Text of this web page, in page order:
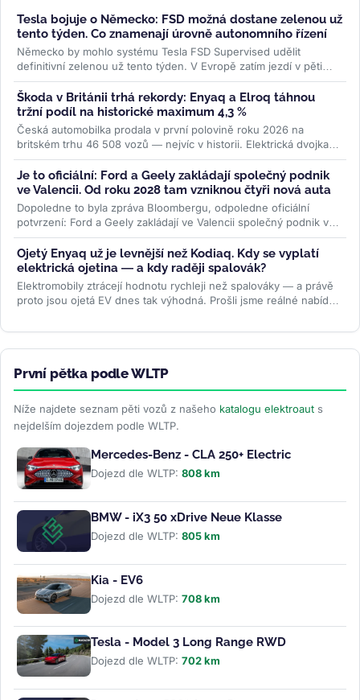
Tesla bojuje o Německo: FSD možná dostane zelenou už
tento týden. Co znamenají úrovně autonomního řízení
Německo by mohlo systému Tesla FSD Supervised udělit
definitivní zelenou už tento týden. V Evropě zatím jezdí v pěti
zemích, Česko čeká...>>
Škoda v Británii trhá rekordy: Enyaq a Elroq táhnou
tržní podíl na historické maximum 4,3 %
Česká automobilka prodala v první polovině roku 2026 na
britském trhu 46 508 vozů — nejvíc v historii. Elektrická dvojka
Enyaq a Elroq...>>
Je to oficiální: Ford a Geely zakládají společný podnik
ve Valencii. Od roku 2028 tam vzniknou čtyři nová auta
Dopoledne to byla zpráva Bloombergu, odpoledne oficiální
potvrzení: Ford a Geely zakládají ve Valencii společný podnik v
poměru 66 ku 34. Od...>>
Ojetý Enyaq už je levnější než Kodiaq. Kdy se vyplatí
elektrická ojetina — a kdy raději spalovák?
Elektromobily ztrácejí hodnotu rychleji než spalováky — a právě
proto jsou ojetá EV dnes tak výhodná. Prošli jsme reálné nabídky
První pětka podle WLTP
Níže najdete seznam pěti vozů z našeho katalogu elektroaut s
nejdelším dojezdem podle WLTP.
Mercedes-Benz - CLA 250+ Electric
Dojezd dle WLTP: 808 km
BMW - iX3 50 xDrive Neue Klasse
Dojezd dle WLTP: 805 km
Kia - EV6
Dojezd dle WLTP: 708 km
Tesla - Model 3 Long Range RWD
Dojezd dle WLTP: 702 km